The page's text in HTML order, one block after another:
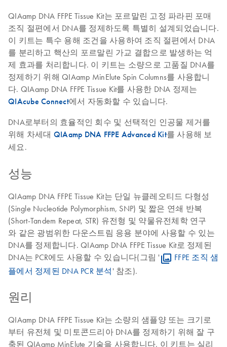
QIAamp DNA FFPE Tissue Kit는 포르말린 고정 파라핀 포매
조직 절편에서 DNA를 정제하도록 특별히 설계되었습니다.
이 키트는 특수 용해 조건을 사용하여 조직 절편에서 DNA
를 분리하고 핵산의 포르말린 가교 결합으로 발생하는 억
제 효과를 처리합니다. 이 키트는 소량으로 고품질 DNA를
정제하기 위해 QIAamp MinElute Spin Columns를 사용합니
다. QIAamp DNA FFPE Tissue Kit를 사용한 DNA 정제는
QIAcube Connect에서 자동화할 수 있습니다.
DNA로부터의 효율적인 회수 및 선택적인 인공물 제거를
위해 차세대 QIAamp DNA FFPE Advanced Kit를 사용해 보
세요.
성능
QIAamp DNA FFPE Tissue Kit는 단일 뉴클레오티드 다형성
(Single Nucleotide Polymorphism, SNP) 및 짧은 연쇄 반복
(Short-Tandem Repeat, STR) 유전형 및 약물유전체학 연구
와 같은 광범위한 다운스트림 응용 분야에 사용할 수 있는
DNA를 정제합니다. QIAamp DNA FFPE Tissue Kit로 정제된
DNA는 PCR에도 사용할 수 있습니다(그림 '
FFPE 조직 샘
플에서 정제된 DNA PCR 분석 ' 참조).
원리
QIAamp DNA FFPE Tissue Kit는 소량의 샘플양 또는 크기로
부터 유전체 및 미토콘드리아 DNA를 정제하기 위해 잘 구
축된 QIAamp MinElute 기술을 사용합니다. 이 키트는 실리